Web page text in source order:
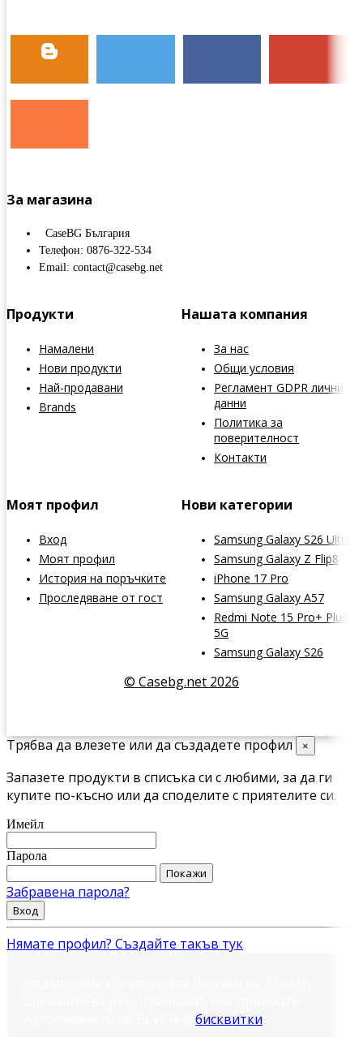
За магазина
CaseBG България
Телефон: 0876-322-534
Email: contact@casebg.net
Продукти
Намалени
Нови продукти
Най-продавани
Brands
Нашата компания
За нас
Общи условия
Регламент GDPR лични
данни
Политика за
поверителност
Контакти
Моят профил
Вход
Моят профил
История на поръчките
Проследяване от гост
Нови категории
Samsung Galaxy S26 Ultra
Samsung Galaxy Z Flip8
iPhone 17 Pro
Samsung Galaxy A57
Redmi Note 15 Pro+ Plus
5G
Samsung Galaxy S26
© Casebg.net 2026
Трябва да влезете или да създадете профил ×
Запазете продукти в списъка си с любими, за да ги
купите по-късно или да споделите с приятелите си.
Имейл
Парола
Покажи
Забравена парола?
Вход
Нямате профил? Създайте такъв тук
бисквитки